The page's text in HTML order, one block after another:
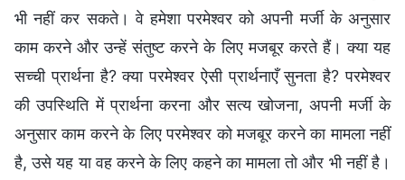
भी नहीं कर सकते। वे हमेशा परमेश्वर को अपनी मर्जी के अनुसार
काम करने और उन्हें संतुष्ट करने के लिए मजबूर करते हैं। क्या यह
सच्ची प्रार्थना है? क्या परमेश्वर ऐसी प्रार्थनाएँ सुनता है? परमेश्वर
की उपस्थिति में प्रार्थना करना और सत्य खोजना, अपनी मर्जी के
अनुसार काम करने के लिए परमेश्वर को मजबूर करने का मामला नहीं
है, उसे यह या वह करने के लिए कहने का मामला तो और भी नहीं है।